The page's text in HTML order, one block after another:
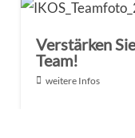
Verstärken
Team!
weitere Infos